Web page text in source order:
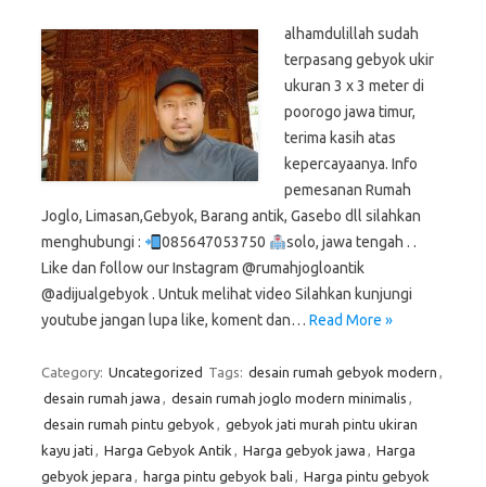
alhamdulillah sudah
terpasang gebyok ukir
ukuran 3 x 3 meter di
poorogo jawa timur,
terima kasih atas
kepercayaanya. Info
pemesanan Rumah
Joglo, Limasan,Gebyok, Barang antik, Gasebo dll silahkan
menghubungi :
085647053750
solo, jawa tengah . .
Like dan follow our Instagram @rumahjogloantik
@adijualgebyok . Untuk melihat video Silahkan kunjungi
youtube jangan lupa like, koment dan… Read More »
Category: Uncategorized Tags: desain rumah gebyok modern ,
desain rumah jawa , desain rumah joglo modern minimalis ,
desain rumah pintu gebyok , gebyok jati murah pintu ukiran
kayu jati , Harga Gebyok Antik , Harga gebyok jawa , Harga
gebyok jepara , harga pintu gebyok bali , Harga pintu gebyok